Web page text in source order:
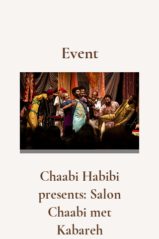
Event
Chaabi Habibi
presents: Salon
Chaabi met
Kabareh